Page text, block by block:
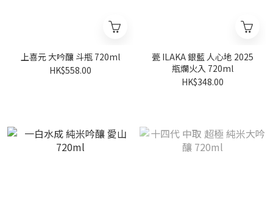
上喜元 大吟釀 斗瓶 720ml
HK$558.00
甍 ILAKA 銀藍 人心地 2025
瓶爛火入 720ml
HK$348.00